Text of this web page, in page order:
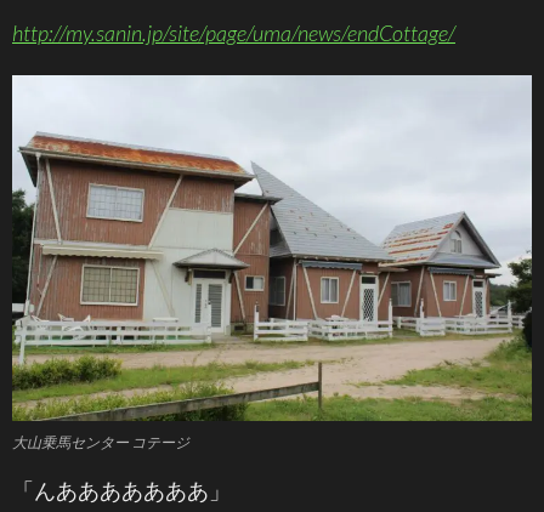
http://my.sanin.jp/site/page/uma/news/endCottage/
大山乗馬センター コテージ
「んあああああああ」